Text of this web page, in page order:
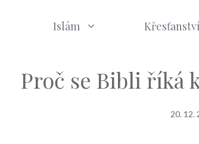
Islám Křesťanství
Proč se Bibli říká
20. 12.